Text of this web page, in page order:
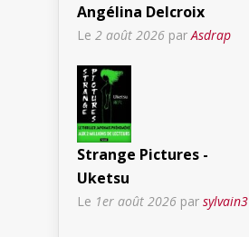
Angélina Delcroix
Le 2 août 2026 par Asdrap
Strange Pictures -
Uketsu
Le 1er août 2026 par sylvain3